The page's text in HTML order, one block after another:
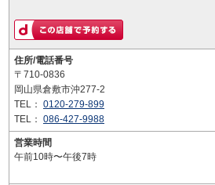
住所/電話番号
〒710-0836
岡山県倉敷市沖277-2
TEL： 0120-279-899
TEL： 086-427-9988
営業時間
午前10時〜午後7時